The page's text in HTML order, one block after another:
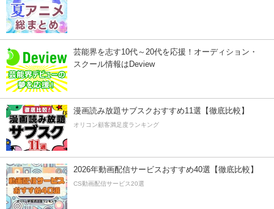
芸能界を志す10代～20代を応援！オーディション・
スクール情報はDeview
漫画読み放題サブスクおすすめ11選【徹底比較】
オリコン顧客満足度ランキング
2026年動画配信サービスおすすめ40選【徹底比較】
CS動画配信サービス20選